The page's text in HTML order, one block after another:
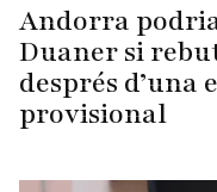
Andorra
Duaner si
després
provisional